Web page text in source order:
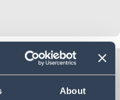
About
ressources dans toutes